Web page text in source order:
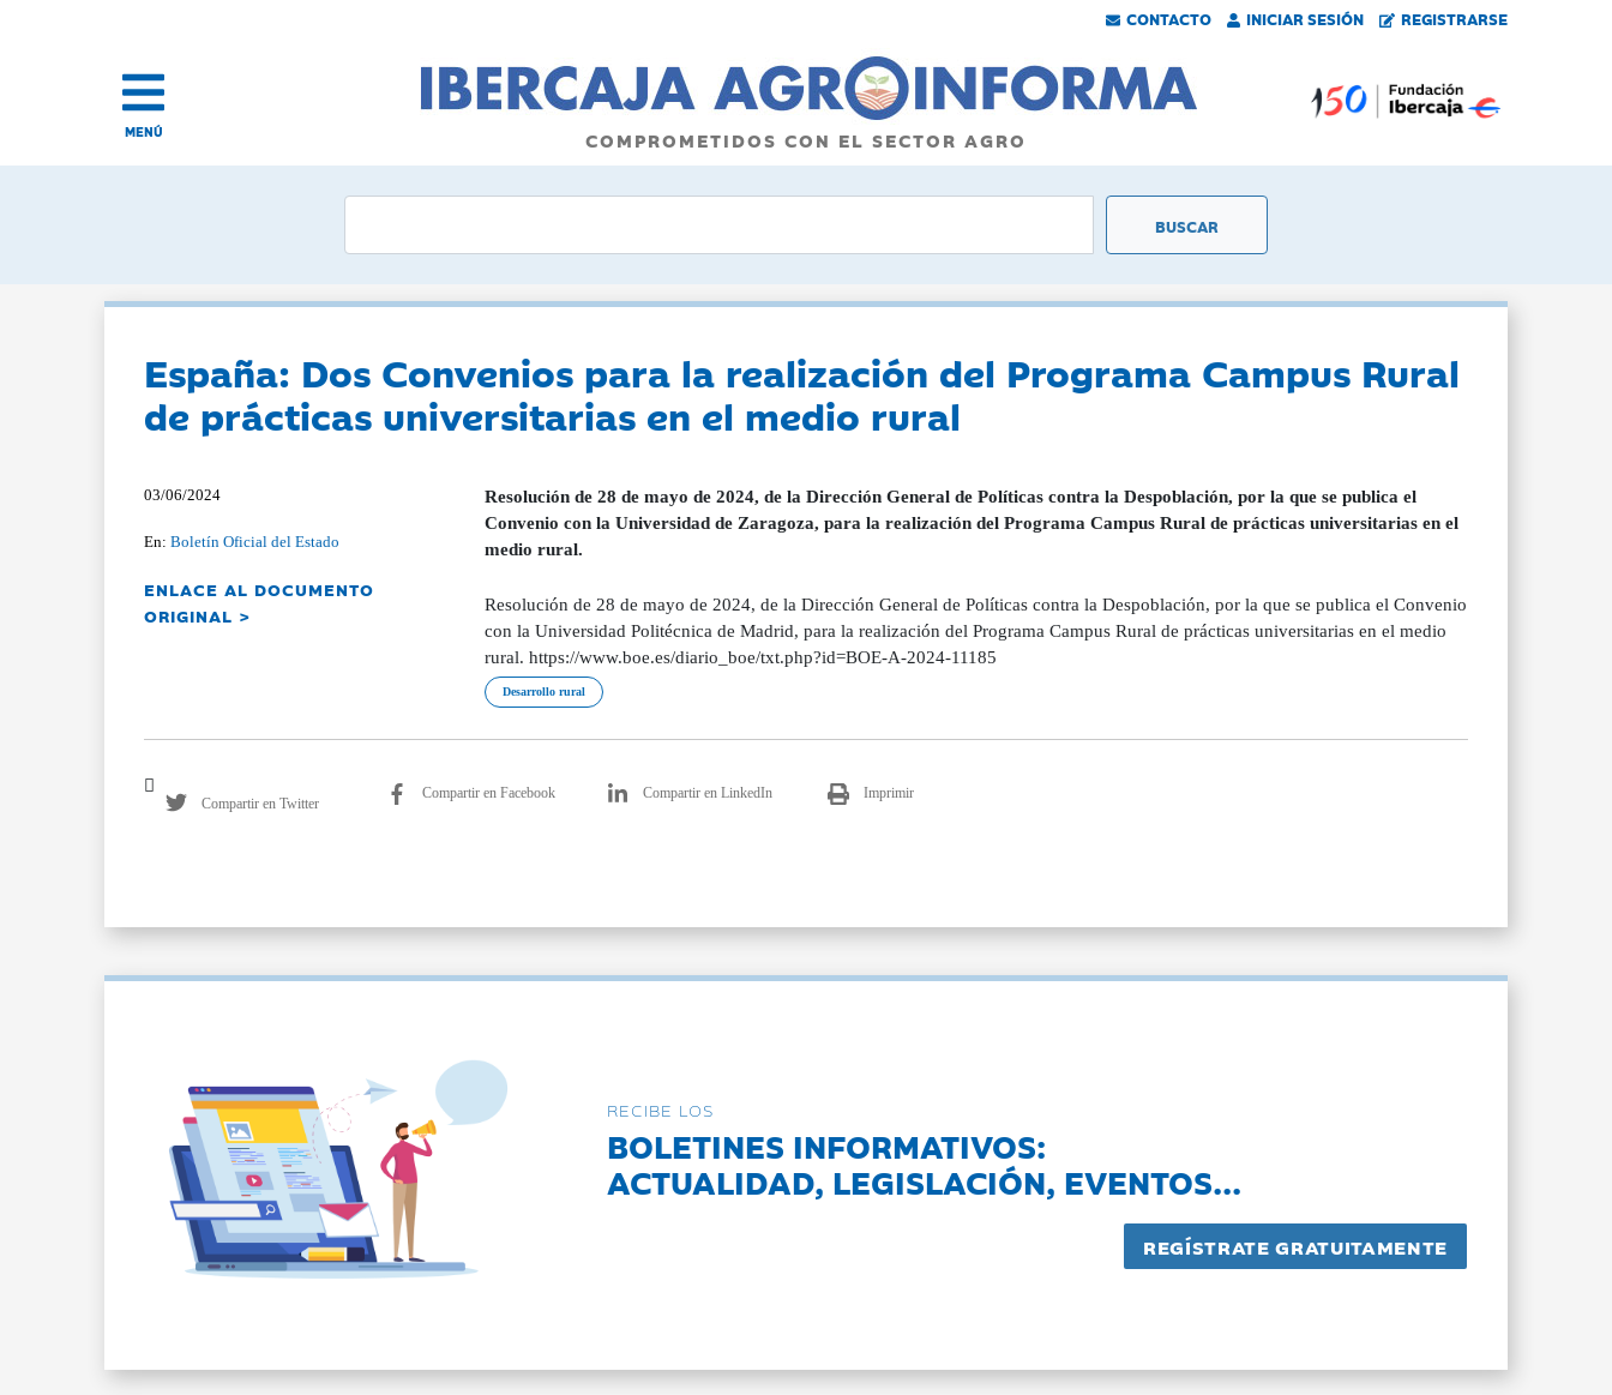
CONTACTO INICIAR SESIÓN REGISTRARSE
MENÚ COMPROMETIDOS CON EL SECTOR AGRO
España: Dos Convenios para la realización del Programa Campus Rural
de prácticas universitarias en el medio rural
03/06/2024
En:Boletín Oficial del Estado
ENLACE AL DOCUMENTO
ORIGINAL >
Resolución de 28 de mayo de 2024, de la Dirección General de Políticas contra la Despoblación, por la que se publica el
Convenio con la Universidad de Zaragoza, para la realización del Programa Campus Rural de prácticas universitarias en el
medio rural.
Resolución de 28 de mayo de 2024, de la Dirección General de Políticas contra la Despoblación, por la que se publica el Convenio
con la Universidad Politécnica de Madrid, para la realización del Programa Campus Rural de prácticas universitarias en el medio
rural. https://www.boe.es/diario_boe/txt.php?id=BOE-A-2024-11185
Desarrollo rural
Compartir en Twitter
Compartir en Facebook Compartir en LinkedIn Imprimir
RECIBE LOS
BOLETINES INFORMATIVOS:
ACTUALIDAD, LEGISLACIÓN, EVENTOS...